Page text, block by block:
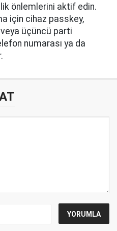
önlemlerini aktif edin.
için cihaz passkey,
üçüncü parti
numarası ya da